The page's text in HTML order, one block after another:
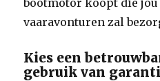
bootmotor koopt die
vaaravonturen zal
Kies een
gebruik van